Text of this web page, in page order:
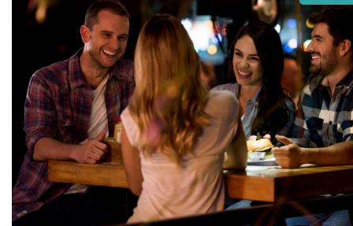
Alle steden
Phoenix